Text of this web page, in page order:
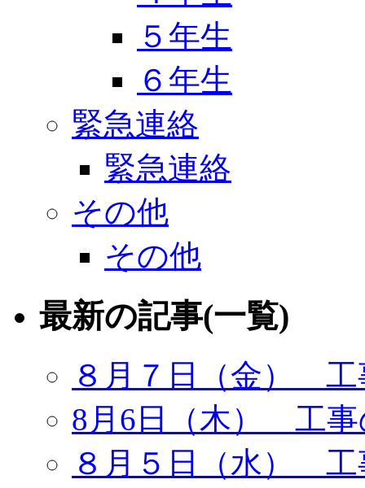
５年生
６年生
緊急連絡
緊急連絡
その他
その他
最新の記事(一覧)
８月７日（金） 工
8月6日（木） 工事
８月５日（水） 工